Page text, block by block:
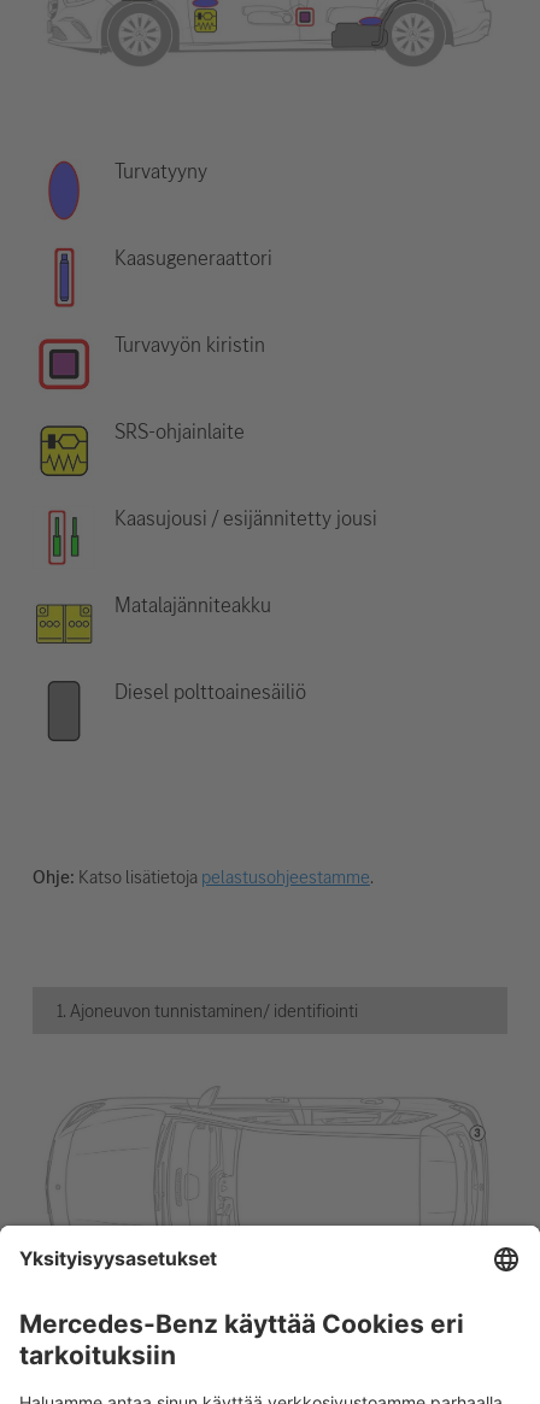
Turvatyyny
Kaasugeneraattori
Turvavyön kiristin
SRS-ohjainlaite
Kaasujousi / esijännitetty jousi
Matalajänniteakku
Diesel polttoainesäiliö
Ohje: Katso lisätietojapelastusohjeestamme.
1. Ajoneuvon tunnistaminen/ identifiointi